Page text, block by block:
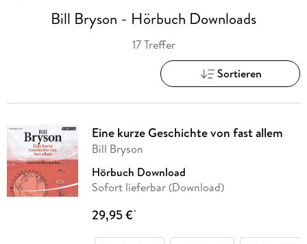
Bill Bryson - Hörbuch Downloads
17 Treffer
Sortieren
Eine kurze Geschichte von fast allem
Bill Bryson
Hörbuch Download
Sofort lieferbar (Download)
29,95 €*